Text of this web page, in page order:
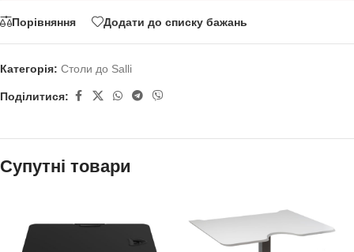
Порівняння Додати до списку бажань
Категорія: Столи до Salli
Поділитися:
Супутні товари